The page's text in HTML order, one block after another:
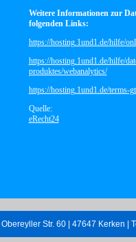
Weitere Informationen zur
folgenden Links:
https://hosting.1und1.de/hilfe/
https://hosting.1und1.de/hilfe/
produktes/webanalytics/
https://hosting.1und1.de/terms-
Quelle:
eRecht24
Obereyller Str. 60 | 47647 Kerken |